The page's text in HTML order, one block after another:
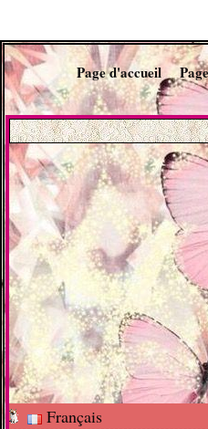
Page d'accueil
Français